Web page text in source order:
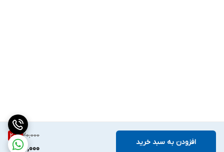
20,000
20%
16,000
افزودن به سبد خرید